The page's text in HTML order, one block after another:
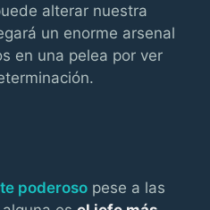
alterar nuestra
un enorme arsenal
en una pelea por ver
poderoso pese a las